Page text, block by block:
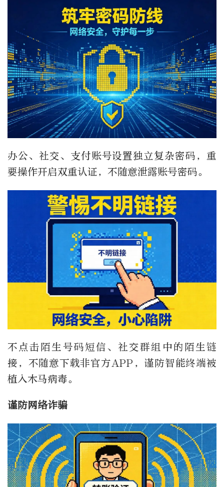
办公、社交、支付账号设置独立复杂密码，重
要操作开启双重认证，不随意泄露账号密码。
不点击陌生号码短信、社交群组中的陌生链
接，不随意下载非官方APP，谨防智能终端被
植入木马病毒。
谨防网络诈骗